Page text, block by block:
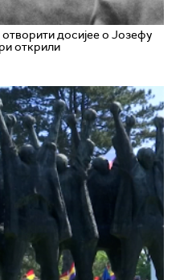
досијее о Јозефу
открили